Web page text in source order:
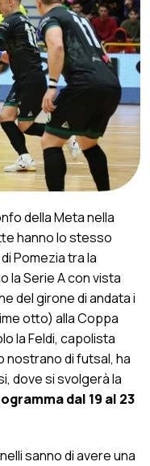
della Meta nella
hanno lo stesso
Pomezia tra la
la Serie A con vista
del girone di andata i
otto) alla Coppa
la Feldi, capolista
nostrano di futsal, ha
dove si svolgerà la
dal 19 al 23
sanno di avere una